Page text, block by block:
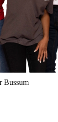
Bussum